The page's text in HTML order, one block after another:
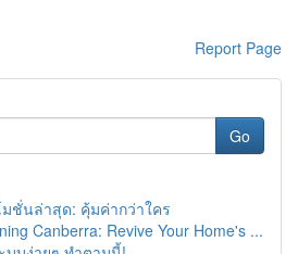
Report Page
Go
มชั่นล่าสุด: คุ้มค่ากว่าใคร
Canberra: Revive Your Home's ...